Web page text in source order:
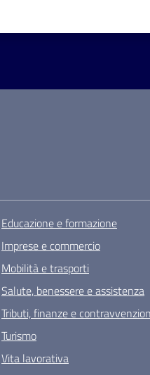
Educazione e formazione
Imprese e commercio
Mobilità e trasporti
Salute, benessere e assistenza
Tributi, finanze e
Turismo
Vita lavorativa